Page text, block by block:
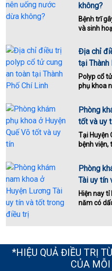
không?
Bệnh trĩ
và sinh
Địa chỉ
tại Thành
Polyp cổ
phụ khoa
Phòng
tốt và uy
Tại Huyện
bệnh viện,
Phòng
Tài uy tín
Hiện nay
năm có
*HIỆU QUẢ ĐIỀU TRỊ
CỦA